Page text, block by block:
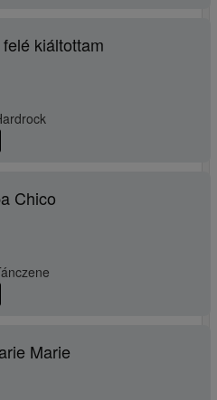
kiáltottam
Chico
Marie